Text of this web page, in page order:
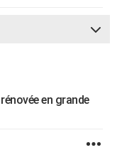
en grande